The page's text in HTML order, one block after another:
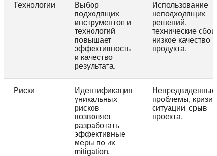
Технологии
Выбор
подходящих
инструментов и
технологий
повышает
эффективность
и качество
результата.
Использование
неподходящих
решений,
технические сбои,
низкое качество
продукта.
Риски
Идентификация
уникальных
рисков
позволяет
разработать
эффективные
меры по их
mitigation.
Непредвиденные
проблемы,
ситуации, срыв
проекта.